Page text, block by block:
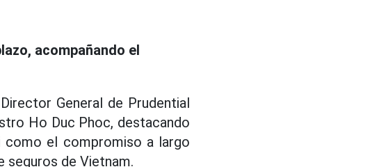
acompañando el
General de Prudential
Ho Duc Phoc, destacando
como el compromiso a largo
seguros de Vietnam.